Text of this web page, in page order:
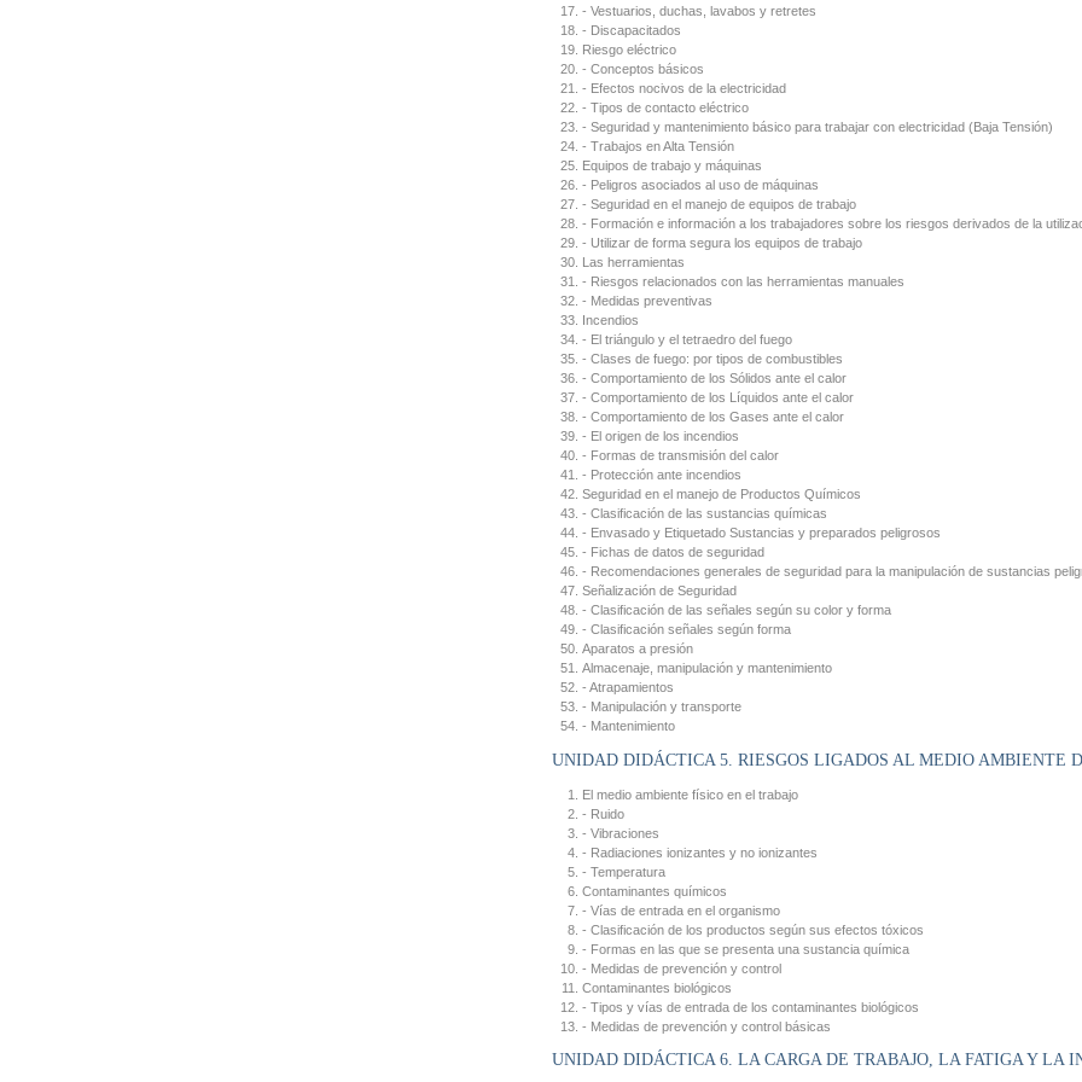
- Vestuarios, duchas, lavabos y retretes
- Discapacitados
Riesgo eléctrico
- Conceptos básicos
- Efectos nocivos de la electricidad
- Tipos de contacto eléctrico
- Seguridad y mantenimiento básico para trabajar con electricidad (Baja Tensión)
- Trabajos en Alta Tensión
Equipos de trabajo y máquinas
- Peligros asociados al uso de máquinas
- Seguridad en el manejo de equipos de trabajo
- Formación e información a los trabajadores sobre los riesgos derivados de la
- Utilizar de forma segura los equipos de trabajo
Las herramientas
- Riesgos relacionados con las herramientas manuales
- Medidas preventivas
Incendios
- El triángulo y el tetraedro del fuego
- Clases de fuego: por tipos de combustibles
- Comportamiento de los Sólidos ante el calor
- Comportamiento de los Líquidos ante el calor
- Comportamiento de los Gases ante el calor
- El origen de los incendios
- Formas de transmisión del calor
- Protección ante incendios
Seguridad en el manejo de Productos Químicos
- Clasificación de las sustancias químicas
- Envasado y Etiquetado Sustancias y preparados peligrosos
- Fichas de datos de seguridad
- Recomendaciones generales de seguridad para la manipulación de sustancias
Señalización de Seguridad
- Clasificación de las señales según su color y forma
- Clasificación señales según forma
Aparatos a presión
Almacenaje, manipulación y mantenimiento
- Atrapamientos
- Manipulación y transporte
- Mantenimiento
UNIDAD DIDÁCTICA 5. RIESGOS LIGADOS AL MEDIO AMBIENTE
El medio ambiente físico en el trabajo
- Ruido
- Vibraciones
- Radiaciones ionizantes y no ionizantes
- Temperatura
Contaminantes químicos
- Vías de entrada en el organismo
- Clasificación de los productos según sus efectos tóxicos
- Formas en las que se presenta una sustancia química
- Medidas de prevención y control
Contaminantes biológicos
- Tipos y vías de entrada de los contaminantes biológicos
- Medidas de prevención y control básicas
UNIDAD DIDÁCTICA 6. LA CARGA DE TRABAJO, LA FATIGA Y LA